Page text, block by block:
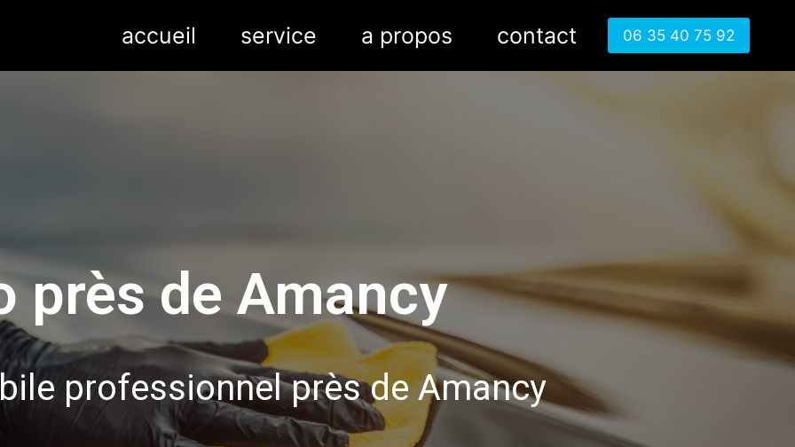
accueil service a propos contact 06 35 40 75 92
près de Amancy
professionnel près de Amancy